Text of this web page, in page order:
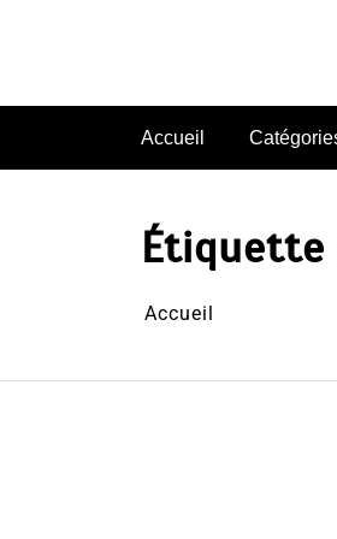
Accueil
Étiquette
Accueil